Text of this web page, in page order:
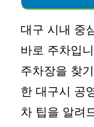
대구 시내 중
바로 주차입
주차장을 찾
한 대구시 공
차 팁을 알려